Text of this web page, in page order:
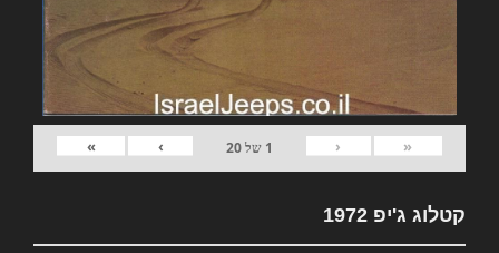
«
‹
1 של20
›
»
קטלוג ג'יפ 1972